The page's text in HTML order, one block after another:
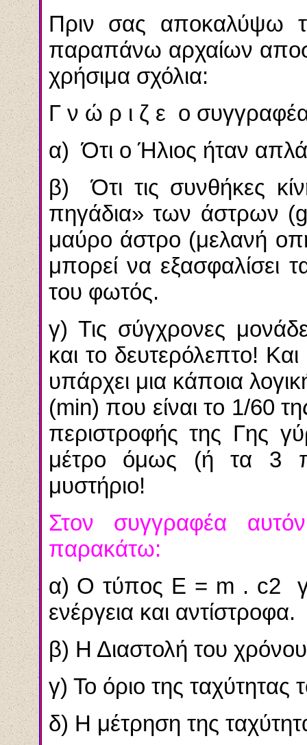
Πριν σας αποκαλύψω
παραπάνω αρχαίων
χρήσιμα σχόλια:
Γ ν ώ ρ ι ζ ε ο
α) Ότι ο Ήλιος ήταν
β) Ότι τις συνθήκες
πηγάδια» των άστρων (
μαύρο άστρο (μελανή
μπορεί να εξασφαλίσει
του φωτός.
γ) Τις σύγχρονες
και το δευτερόλεπτο!
υπάρχει μια κάποια
(min) που είναι το 1/60
περιστροφής της Γης
μέτρο όμως (ή τα 3
μυστήριο!
Στον συγγραφέα
παρακάτω:
α) Ο τύπος E = m . c2
ενέργεια και αντίστροφα.
β) Η Διαστολή του
γ) Το όριο της ταχύτητας
δ) Η μέτρηση της